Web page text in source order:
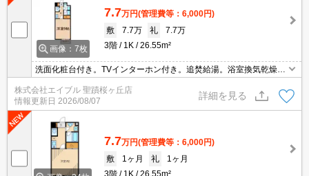
画像：7枚
7.7万円(管理費等：6,000円)
敷
7.7万 礼
7.7万
3階
1K 26.55m²
洗面化粧台付き。TVインターホン付き。追焚給湯。浴室換気乾燥
式。室内洗濯機置場。便利な宅配BOX。ガスコンロ付き。仲介手数
料家賃の0.55ヶ月分。インターネット無料。
株式会社エイブル 聖蹟桜ヶ丘店
情報更新日 2026/08/07
詳細を見る
7.7万円(管理費等：6,000円)
敷
1ヶ月 礼
1ヶ月
3階
1K 26.55m²